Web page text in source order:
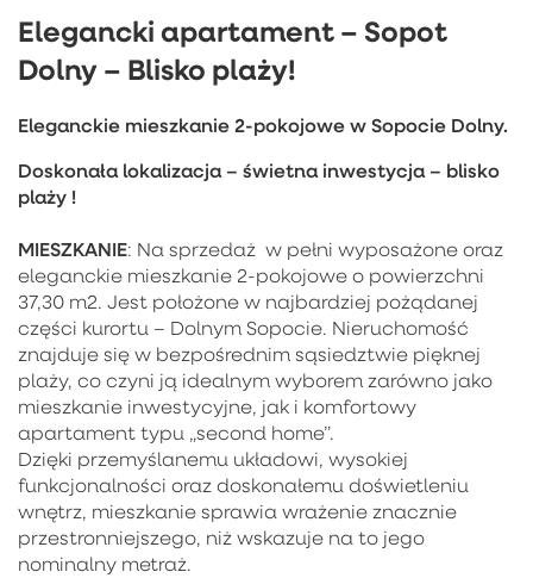
Elegancki apartament – Sopot
Dolny – Blisko plaży!
Eleganckie mieszkanie 2-pokojowe w Sopocie Dolny.
Doskonała lokalizacja – świetna inwestycja – blisko
plaży !
MIESZKANIE: Na sprzedaż w pełni wyposażone oraz
eleganckie mieszkanie 2-pokojowe o powierzchni
37,30 m2. Jest położone w najbardziej pożądanej
części kurortu – Dolnym Sopocie. Nieruchomość
znajduje się w bezpośrednim sąsiedztwie pięknej
plaży, co czyni ją idealnym wyborem zarówno jako
mieszkanie inwestycyjne, jak i komfortowy
apartament typu „second home”.
Dzięki przemyślanemu układowi, wysokiej
funkcjonalności oraz doskonałemu doświetleniu
wnętrz, mieszkanie sprawia wrażenie znacznie
przestronniejszego, niż wskazuje na to jego
nominalny metraż.